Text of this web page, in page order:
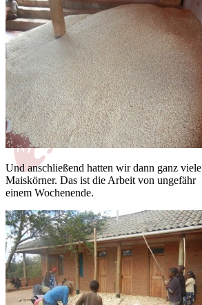
Und anschließend hatten wir dann ganz viele
Maiskörner. Das ist die Arbeit von ungefähr
einem Wochenende.